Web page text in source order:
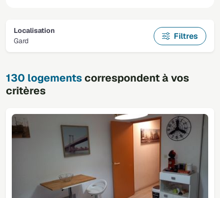
Localisation
Gard
Filtres
130 logementscorrespondent à vos
critères